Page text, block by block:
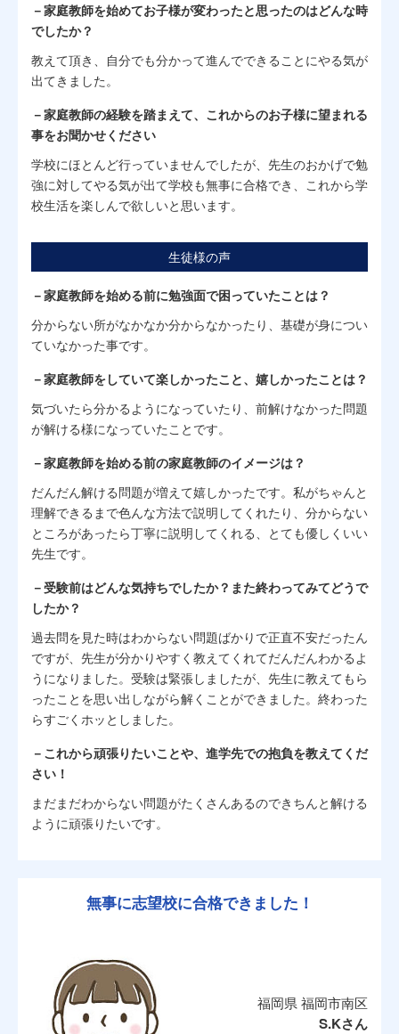
－家庭教師を始めてお子様が変わったと思ったのはどんな時
でしたか？
教えて頂き、自分でも分かって進んでできることにやる気が
出てきました。
－家庭教師の経験を踏まえて、これからのお子様に望まれる
事をお聞かせください
学校にほとんど行っていませんでしたが、先生のおかげで勉
強に対してやる気が出て学校も無事に合格でき、これから学
校生活を楽しんで欲しいと思います。
生徒様の声
－家庭教師を始める前に勉強面で困っていたことは？
分からない所がなかなか分からなかったり、基礎が身につい
ていなかった事です。
－家庭教師をしていて楽しかったこと、嬉しかったことは？
気づいたら分かるようになっていたり、前解けなかった問題
が解ける様になっていたことです。
－家庭教師を始める前の家庭教師のイメージは？
だんだん解ける問題が増えて嬉しかったです。私がちゃんと
理解できるまで色んな方法で説明してくれたり、分からない
ところがあったら丁寧に説明してくれる、とても優しくいい
先生です。
－受験前はどんな気持ちでしたか？また終わってみてどうで
したか？
過去問を見た時はわからない問題ばかりで正直不安だったん
ですが、先生が分かりやすく教えてくれてだんだんわかるよ
うになりました。受験は緊張しましたが、先生に教えてもら
ったことを思い出しながら解くことができました。終わった
らすごくホッとしました。
－これから頑張りたいことや、進学先での抱負を教えてくだ
さい！
まだまだわからない問題がたくさんあるのできちんと解ける
ように頑張りたいです。
無事に志望校に合格できました！
福岡県 福岡市南区
S.Kさん